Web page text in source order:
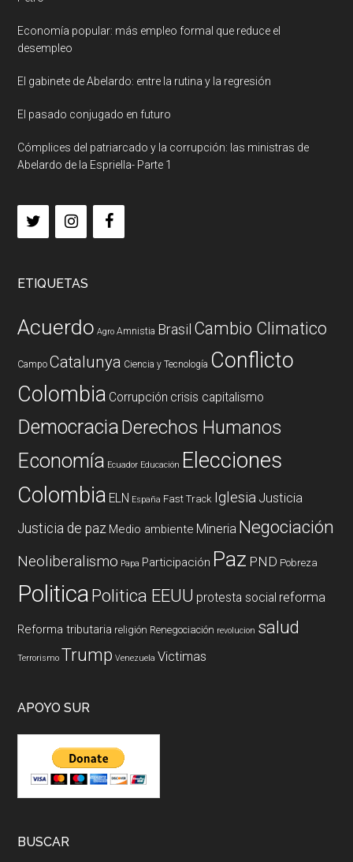
Economía popular: más empleo formal que reduce el
desempleo
El gabinete de Abelardo: entre la rutina y la regresión
El pasado conjugado en futuro
Cómplices del patriarcado y la corrupción: las ministras de
Abelardo de la Espriella- Parte 1
ETIQUETAS
Acuerdo Agro Amnistia Brasil Cambio Climatico
Campo Catalunya Ciencia y Tecnología Conflicto
Colombia Corrupción crisis capitalismo
DemocraciaDerechos Humanos
Economía Ecuador Educación Elecciones
Colombia ELN España Fast Track Iglesia Justicia
Justicia de paz Medio ambiente Mineria Negociación
Neoliberalismo Papa Participación Paz PND Pobreza
PoliticaPolitica EEUU protesta social reforma
Reforma tributaria religión Renegociación revolucion salud
Terrorismo Trump Venezuela Victimas
APOYO SUR
BUSCAR